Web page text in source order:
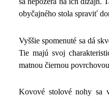
obyčajného stola spraviť
Vyššie spomenuté sa dá
Tie majú svoj
matnou čiernou
Kovové stolové nohy sa